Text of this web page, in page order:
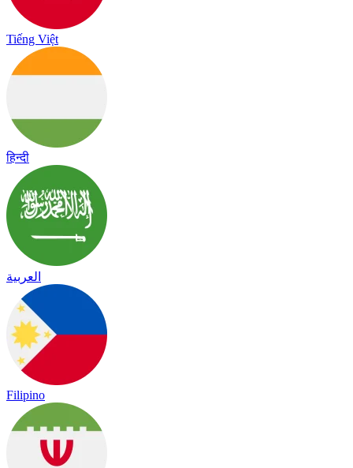
Tiếng Việt
हिन्दी
العربية
Filipino